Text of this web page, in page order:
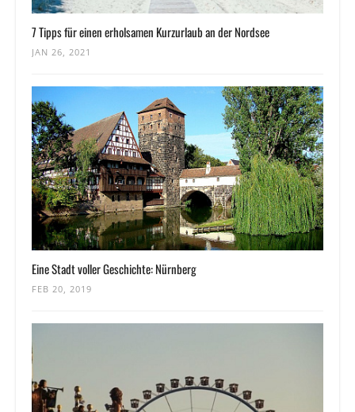
7 Tipps für einen erholsamen Kurzurlaub an der Nordsee
JAN 26, 2021
Eine Stadt voller Geschichte: Nürnberg
FEB 20, 2019